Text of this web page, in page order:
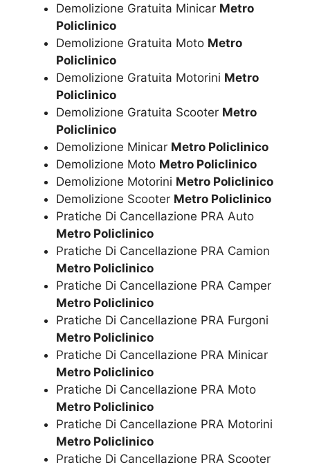
Demolizione Gratuita Minicar Metro
Policlinico
Demolizione Gratuita Moto Metro
Policlinico
Demolizione Gratuita Motorini Metro
Policlinico
Demolizione Gratuita Scooter Metro
Policlinico
Demolizione Minicar Metro Policlinico
Demolizione Moto Metro Policlinico
Demolizione Motorini Metro Policlinico
Demolizione Scooter Metro Policlinico
Pratiche Di Cancellazione PRA Auto
Metro Policlinico
Pratiche Di Cancellazione PRA Camion
Metro Policlinico
Pratiche Di Cancellazione PRA Camper
Metro Policlinico
Pratiche Di Cancellazione PRA Furgoni
Metro Policlinico
Pratiche Di Cancellazione PRA Minicar
Metro Policlinico
Pratiche Di Cancellazione PRA Moto
Metro Policlinico
Pratiche Di Cancellazione PRA Motorini
Metro Policlinico
Pratiche Di Cancellazione PRA Scooter